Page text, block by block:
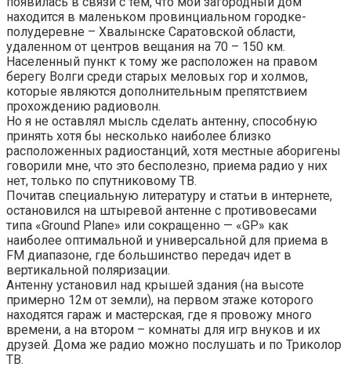
находится в маленьком провинциальном городке-
полудеревне – Хвалынске Саратовской области,
удаленном от центров вещания на 70 – 150 км.
Населенный пункт к тому же расположен на правом
берегу Волги среди старых меловых гор и холмов,
которые являются дополнительным препятствием
прохождению радиоволн.
Но я не оставлял мысль сделать антенну, способную
принять хотя бы несколько наиболее близко
расположенных радиостанций, хотя местные аборигены
говорили мне, что это бесполезно, приема радио у них
нет, только по спутниковому ТВ.
Почитав специальную литературу и статьи в интернете,
остановился на штыревой антенне с противовесами
типа «Ground Plane» или сокращенно — «GP» как
наиболее оптимальной и универсальной для приема в
FM диапазоне, где большинство передач идет в
вертикальной поляризации.
Антенну установил над крышей здания (на высоте
примерно 12м от земли), на первом этаже которого
находятся гараж и мастерская, где я провожу много
времени, а на втором – комнаты для игр внуков и их
друзей. Дома же радио можно послушать и по Триколор
ТВ.